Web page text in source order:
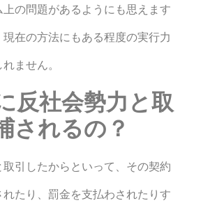
の問題があるようにも思えます
在の方法にもある程度の実行力
ません。
反社会勢力と取
されるの？
引したからといって、その契約
たり、罰金を支払わされたりす